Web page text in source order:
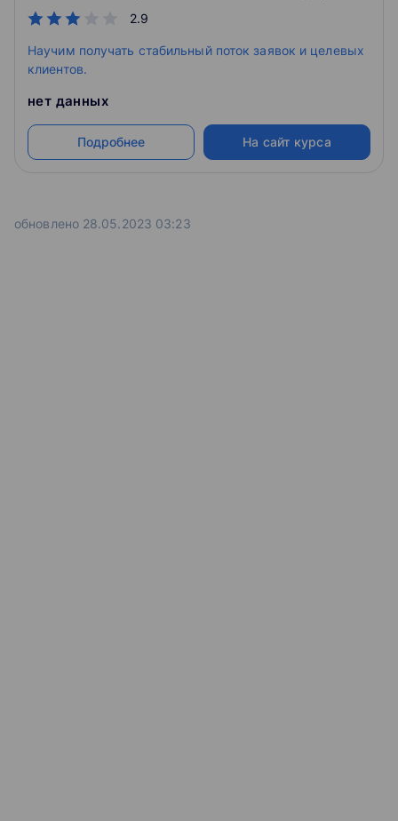
2.9
Научим получать стабильный поток заявок и целевых
клиентов.
нет данных
Подробнее На сайт курса
обновлено 28.05.2023 03:23